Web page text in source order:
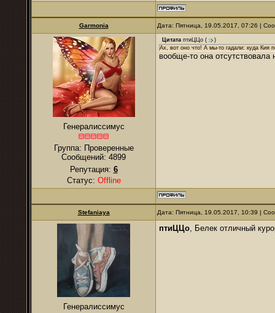
Garmonia Дата: Пятница, 19.05.2017, 07:26 |
Генералиссимус
Группа: Проверенные
Сообщений: 4899
Репутация: 6
Статус: Offline
Цитата птиЦЦо (
)
Ах, вот оно что! А мы-то гадали: куда Кия
вообще-то она
Stefaniaya Дата: Пятница, 19.05.2017, 10:39 |
Генералиссимус
птиЦЦо, Белек отличный